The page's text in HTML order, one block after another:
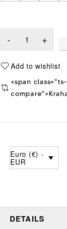
<span
Euro (€) -
EUR
DETAILS